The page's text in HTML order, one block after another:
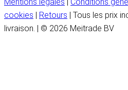
cookies | Retours | Tous les prix
livraison. | © 2026 Meitrade BV